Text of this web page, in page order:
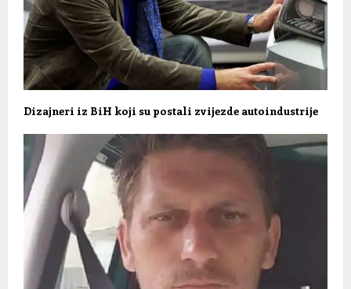
Dizajneri iz BiH koji su postali zvijezde autoindustrije